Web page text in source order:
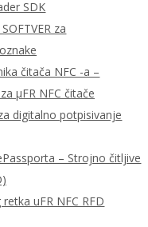
SDK
za
čitača NFC -a –
μFR NFC čitače
digitalno potpisivanje
– Strojno čitljive
uFR NFC RFD